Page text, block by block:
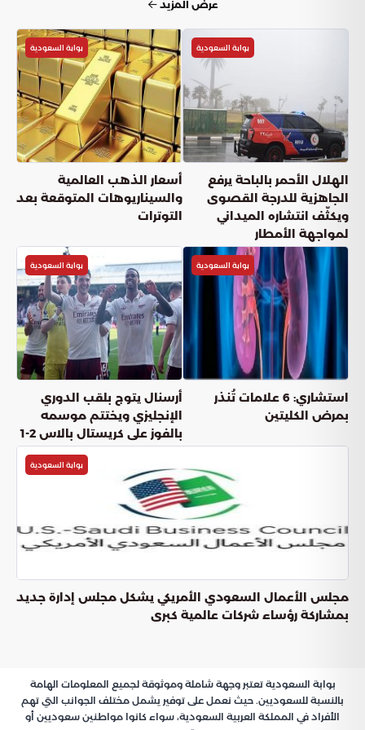
عرض المزيد
بوابة السعودية
الهلال الأحمر بالباحة يرفع
الجاهزية للدرجة القصوى
ويكثّف انتشاره الميداني
لمواجهة الأمطار
بوابة السعودية
أسعار الذهب العالمية
والسيناريوهات المتوقعة بعد
التوترات
بوابة السعودية
استشاري: 6 علامات تُنذر
بمرض الكليتين
بوابة السعودية
أرسنال يتوج بلقب الدوري
الإنجليزي ويختتم موسمه
بالفوز على كريستال بالاس 2-1
بوابة السعودية
مجلس الأعمال السعودي الأمريكي يشكل مجلس إدارة جديد
بمشاركة رؤساء شركات عالمية كبرى
بوابة السعودية تعتبر وجهة شاملة وموثوقة لجميع المعلومات الهامة
بالنسبة للسعوديين. حيث نعمل على توفير يشمل مختلف الجوانب التي تهم
الأفراد في المملكة العربية السعودية، سواء كانوا مواطنين سعوديين أو